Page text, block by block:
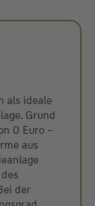
als ideale
Grund
0 Euro –
aus
der